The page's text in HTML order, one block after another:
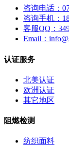
咨询电话：
咨询手机：
客服QQ：
Email：
认证服务
北美认证
欧洲认证
其它地区
阻燃检测
纺织面料